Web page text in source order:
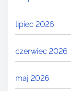
lipiec 2026
czerwiec 2026
maj 2026